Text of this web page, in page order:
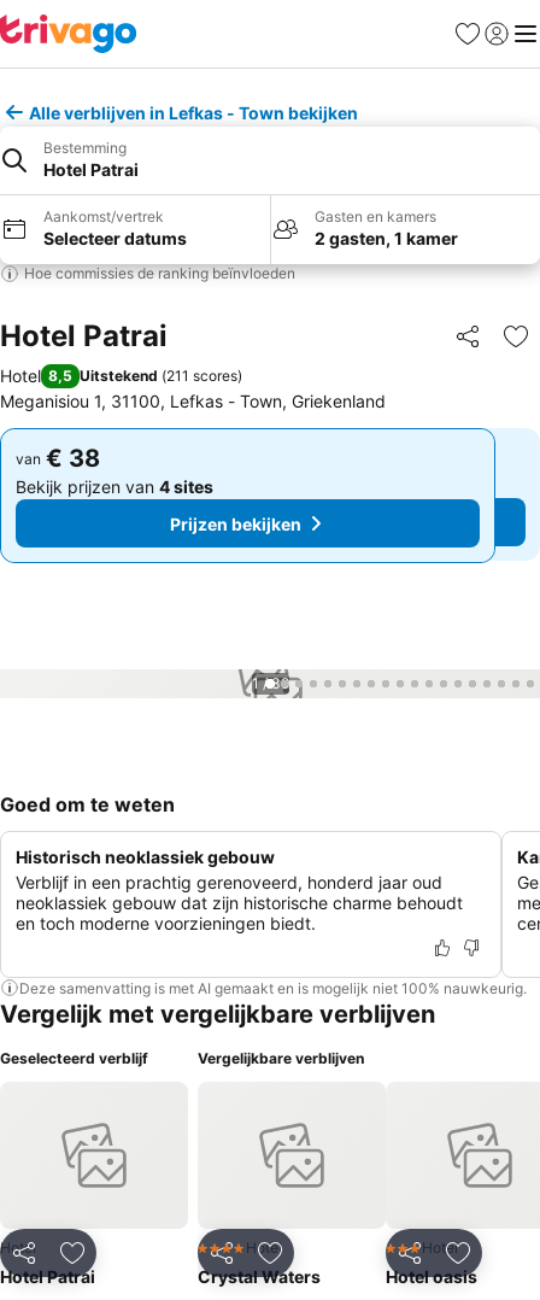
Favorieten
Alle verblijven in Lefkas - Town bekijken
Bestemming
Hotel Patrai
Aankomst/vertrek
Selecteer datums
Gasten en kamers
2 gasten, 1 kamer
Hoe commissies de ranking beïnvloeden
Hotel Patrai Delen
Hotel 8,5 Uitstekend (211 scores)
Meganisiou 1, 31100, Lefkas - Town, Griekenland
van € 38
Bekijk prijzen van 4 sites
Prijzen bekijken
van € 38
Bekijk prijzen van 4 sites
Prijzen bekijken
1 / 39
Goed om te weten
Historisch neoklassiek gebouw
Verblijf in een prachtig gerenoveerd, honderd jaar oud
neoklassiek gebouw dat zijn historische charme behoudt
en toch moderne voorzieningen biedt.
Deze samenvatting is met AI gemaakt en is mogelijk niet 100% nauwkeurig.
Vergelijk met vergelijkbare verblijven
Geselecteerd verblijf
Delen Toevoegen aan favorieten
Hotel
Hotel Patrai
Vergelijkbare verblijven
Delen Toevoegen aan favorieten
4 SterrenHotel
Crystal Waters
Delen
3 Sterren
Hotel
Hotel oasis